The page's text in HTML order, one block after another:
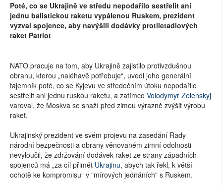
Poté, co se Ukrajině ve středu nepodařilo sestřelit ani
jednu balistickou raketu vypálenou Ruskem, prezident
vyzval spojence, aby navýšili dodávky protiletadlových
raket Patriot
NATO pracuje na tom, aby Ukrajině zajistilo protivzdušnou
obranu, kterou „naléhavě potřebuje“, uvedl jeho generální
tajemník poté, co se Kyjevu ve středečním útoku nepodařilo
sestřelit ani jednu ruskou raketu, a zatímco Volodymyr Zelenskyj
varoval, že Moskva se snaží před zimou výrazně zvýšit výrobu
raket.
Ukrajinský prezident ve svém projevu na zasedání Rady
národní bezpečnosti a obrany věnovaném zimní odolnosti
nevyloučil, že zdržování dodávek raket ze strany západních
spojenců má „za cíl přimět Ukrajinu, abych tak řekl, k větší
ochotě ke kompromisu“ v "mírových jednáních" s Ruskem.